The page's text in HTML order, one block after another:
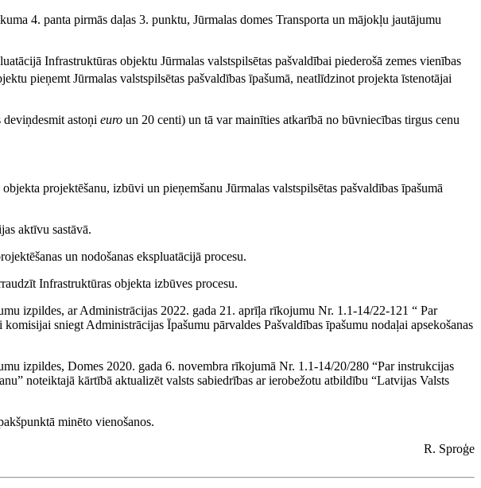
4. panta pirmās daļas 3. punktu, Jūrmalas domes Transporta un mājokļu jautājumu
Infrastruktūras objektu Jūrmalas valstspilsētas pašvaldībai piederošā zemes vienības
pieņemt Jūrmalas valstspilsētas pašvaldības īpašumā, neatlīdzinot projekta īstenotājai
astoņi euro un 20 centi) un tā var mainīties atkarībā no būvniecības tirgus cenu
projektēšanu, izbūvi un pieņemšanu Jūrmalas valstspilsētas pašvaldības īpašumā
aktīvu sastāvā.
un nodošanas ekspluatācijā procesu.
Infrastruktūras objekta izbūves procesu.
izpildes, ar Administrācijas 2022. gada 21. aprīļa rīkojumu Nr. 1.1-14/22-121 “ Par
sniegt Administrācijas Īpašumu pārvaldes Pašvaldības īpašumu nodaļai apsekošanas
izpildes, Domes 2020. gada 6. novembra rīkojumā Nr. 1.1-14/20/280 “Par instrukcijas
noteiktajā kārtībā aktualizēt valsts sabiedrības ar ierobežotu atbildību “Latvijas Valsts
minēto vienošanos.
R. Sproģe